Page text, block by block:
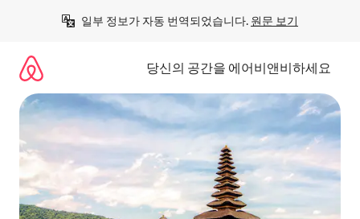
일부 정보가 자동 번역되었습니다. 원문 보기
당신의 공간을 에어비앤비하세요